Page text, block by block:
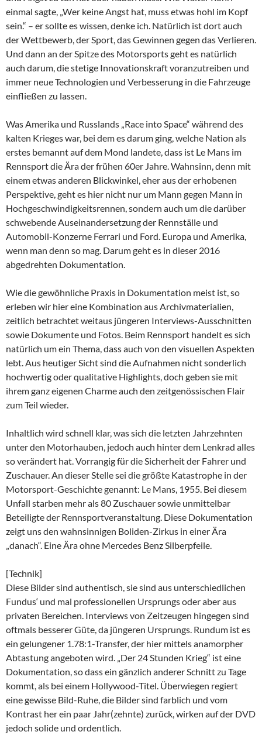
einmal sagte, „Wer keine Angst hat, muss etwas hohl im Kopf
sein.“ – er sollte es wissen, denke ich. Natürlich ist dort auch
der Wettbewerb, der Sport, das Gewinnen gegen das Verlieren.
Und dann an der Spitze des Motorsports geht es natürlich
auch darum, die stetige Innovationskraft voranzutreiben und
immer neue Technologien und Verbesserung in die Fahrzeuge
einfließen zu lassen.
Was Amerika und Russlands „Race into Space“ während des
kalten Krieges war, bei dem es darum ging, welche Nation als
erstes bemannt auf dem Mond landete, dass ist Le Mans im
Rennsport die Ära der frühen 60er Jahre. Wahnsinn, denn mit
einem etwas anderen Blickwinkel, eher aus der erhobenen
Perspektive, geht es hier nicht nur um Mann gegen Mann in
Hochgeschwindigkeitsrennen, sondern auch um die darüber
schwebende Auseinandersetzung der Rennställe und
Automobil-Konzerne Ferrari und Ford. Europa und Amerika,
wenn man denn so mag. Darum geht es in dieser 2016
abgedrehten Dokumentation.
Wie die gewöhnliche Praxis in Dokumentation meist ist, so
erleben wir hier eine Kombination aus Archivmaterialien,
zeitlich betrachtet weitaus jüngeren Interviews-Ausschnitten
sowie Dokumente und Fotos. Beim Rennsport handelt es sich
natürlich um ein Thema, dass auch von den visuellen Aspekten
lebt. Aus heutiger Sicht sind die Aufnahmen nicht sonderlich
hochwertig oder qualitative Highlights, doch geben sie mit
ihrem ganz eigenen Charme auch den zeitgenössischen Flair
zum Teil wieder.
Inhaltlich wird schnell klar, was sich die letzten Jahrzehnten
unter den Motorhauben, jedoch auch hinter dem Lenkrad alles
so verändert hat. Vorrangig für die Sicherheit der Fahrer und
Zuschauer. An dieser Stelle sei die größte Katastrophe in der
Motorsport-Geschichte genannt: Le Mans, 1955. Bei diesem
Unfall starben mehr als 80 Zuschauer sowie unmittelbar
Beteiligte der Rennsportveranstaltung. Diese Dokumentation
zeigt uns den wahnsinnigen Boliden-Zirkus in einer Ära
„danach“. Eine Ära ohne Mercedes Benz Silberpfeile.
[Technik]
Diese Bilder sind authentisch, sie sind aus unterschiedlichen
Fundus‘ und mal professionellen Ursprungs oder aber aus
privaten Bereichen. Interviews von Zeitzeugen hingegen sind
oftmals besserer Güte, da jüngeren Ursprungs. Rundum ist es
ein gelungener 1.78:1-Transfer, der hier mittels anamorpher
Abtastung angeboten wird. „Der 24 Stunden Krieg“ ist eine
Dokumentation, so dass ein gänzlich anderer Schnitt zu Tage
kommt, als bei einem Hollywood-Titel. Überwiegen regiert
eine gewisse Bild-Ruhe, die Bilder sind farblich und vom
Kontrast her ein paar Jahr(zehnte) zurück, wirken auf der DVD
jedoch solide und ordentlich.